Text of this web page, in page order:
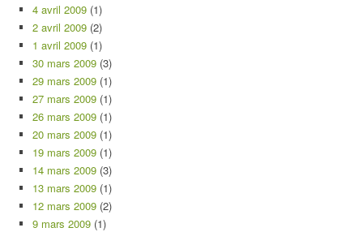
4 avril 2009 (1)
2 avril 2009 (2)
1 avril 2009 (1)
30 mars 2009 (3)
29 mars 2009 (1)
27 mars 2009 (1)
26 mars 2009 (1)
20 mars 2009 (1)
19 mars 2009 (1)
14 mars 2009 (3)
13 mars 2009 (1)
12 mars 2009 (2)
9 mars 2009 (1)